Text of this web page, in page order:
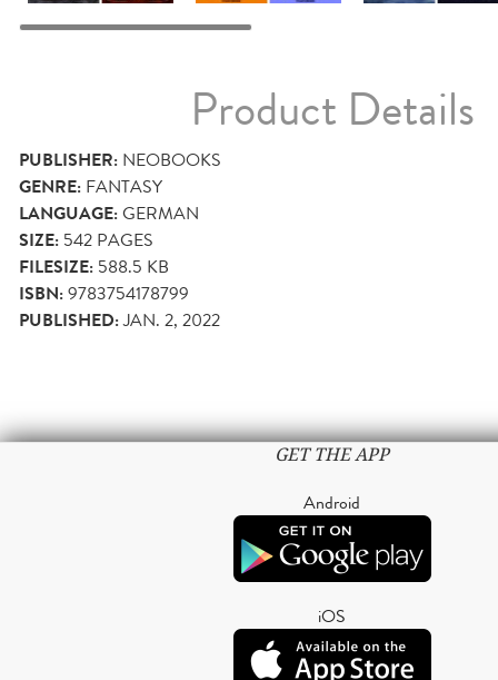
Product Details
PUBLISHER: NEOBOOKS
GENRE: FANTASY
LANGUAGE:GERMAN
SIZE: 542 PAGES
FILESIZE: 588.5 KB
ISBN:9783754178799
PUBLISHED:JAN. 2, 2022
GET THE APP
Android
iOS